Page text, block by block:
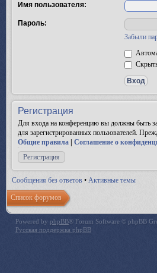
Имя пользователя:
Пароль:
Забыли
Регистрация
Для входа на конференцию вы должны быть
для зарегистрированных пользователей.
Общие правила
Соглашение о
Регистрация
Сообщения без ответов • Активные темы
Список форумов
Powered by phpBB® Forum Software © phpBB
Русская поддержка phpBB